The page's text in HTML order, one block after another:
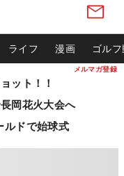
メルマガ登録
ライフ 漫画 ゴル
ット！！
岡花火大会へ
ルドで始球式